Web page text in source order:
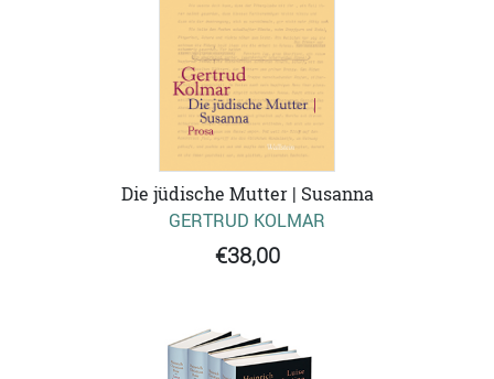
Die jüdische Mutter | Susanna
GERTRUD KOLMAR
€38,00